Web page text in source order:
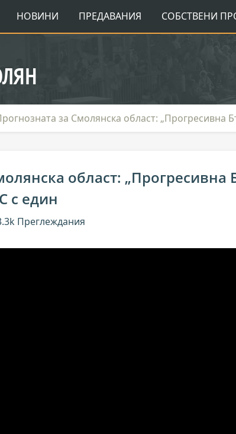
НОВИНИ ПРЕДАВАНИЯ СОБСТВЕНИ
за Смолянска област: „Прогресивна
област: „Прогресивна
с един
Преглеждания